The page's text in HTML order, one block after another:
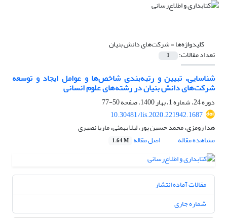
کلیدواژه‌ها =شرکت‌های دانش بنیان
تعداد مقالات: 1
شناسایی، تبیین و رتبه‌بندی شاخص‌ها و عوامل ایجاد و توسعه
شرکت‌های دانش بنیان در رشته‌های علوم انسانی
دوره 24، شماره 1، بهار 1400، صفحه
50-77
10.30481/lis.2020.221942.1687
هدا رومزی، محمد حسین پور، لیلا بهمئی، ماریا نصیری
مشاهده مقاله
اصل مقاله 1.64 M
مقالات آماده انتشار
شماره جاری